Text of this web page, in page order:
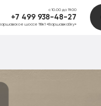
с 10.00 до 19.00
+7 499 938-48-27
шоссе 118к1 «ВаршавкаSky»